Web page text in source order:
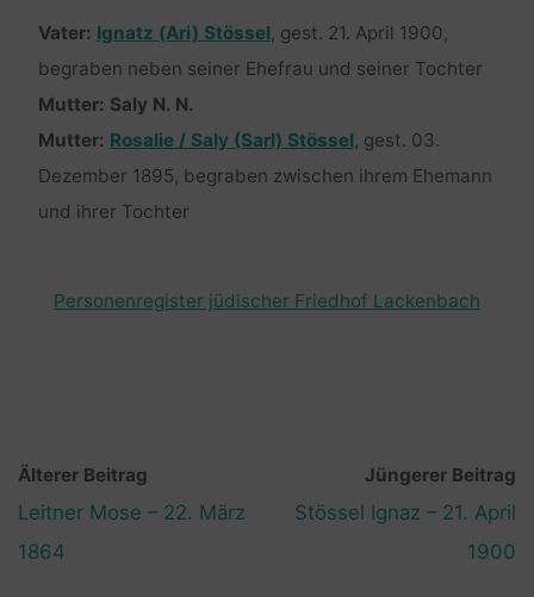
Vater: Ignatz (Ari) Stössel, gest. 21. April 1900,
begraben neben seiner Ehefrau und seiner Tochter
Mutter: Saly N. N.
Mutter: Rosalie / Saly (Sarl) Stössel, gest. 03.
Dezember 1895, begraben zwischen ihrem Ehemann
und ihrer Tochter
Personenregister jüdischer Friedhof Lackenbach
Älterer Beitrag
Leitner Mose – 22. März
1864
Jüngerer Beitrag
Stössel Ignaz – 21. April
1900